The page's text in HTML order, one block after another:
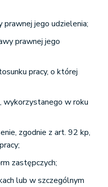
jego udzielenia;
prawnej jego
pracy, o której
wykorzystanego w roku
zgodnie z art. 92 kp,
zastępczych;
lub w szczególnym